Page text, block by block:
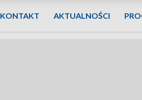
KONTAKT AKTUALNOŚCI